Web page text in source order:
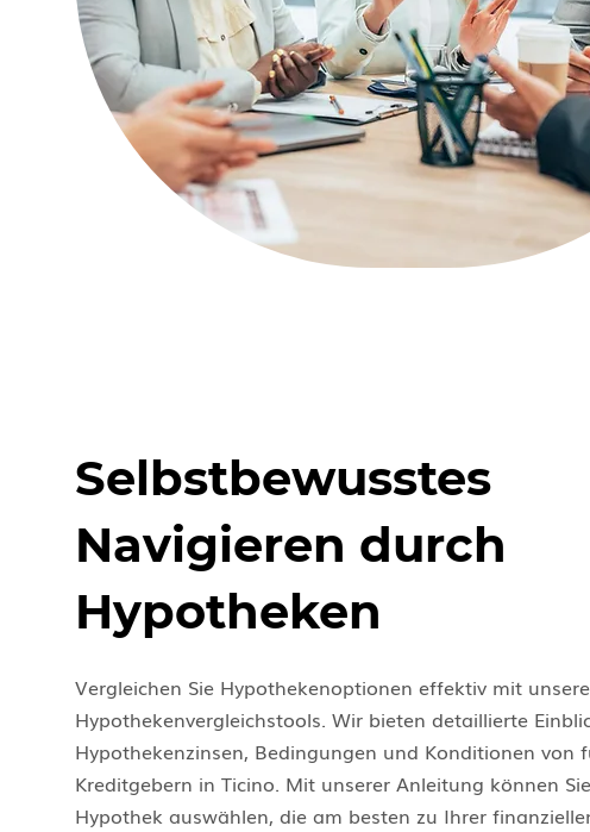
Selbstbewusstes
Navigieren durch
Hypotheken
Vergleichen Sie Hypothekenoptionen effektiv mit
Hypothekenvergleichstools. Wir bieten detaillierte
Hypothekenzinsen, Bedingungen und Konditionen von
Kreditgebern in Ticino. Mit unserer Anleitung können
Hypothek auswählen, die am besten zu Ihrer